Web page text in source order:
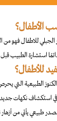
الأطفال؟
للاطفال فهو من
استشارة الطبيب
للأطفال؟
الطبيعية التي
استكشاف نكهات
طبيعي يأتي من أزهار